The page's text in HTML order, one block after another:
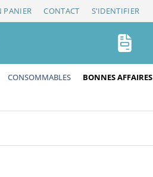
PANIER CONTACT S'IDENTIFIER
CONSOMMABLES
BONNES AFFAIRES